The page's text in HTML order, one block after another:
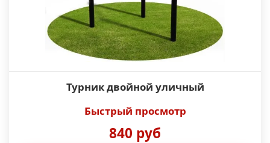
Турник двойной уличный
Быстрый просмотр
840 руб